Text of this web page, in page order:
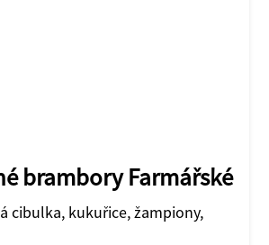
brambory Farmářské
cibulka, kukuřice, žampiony,